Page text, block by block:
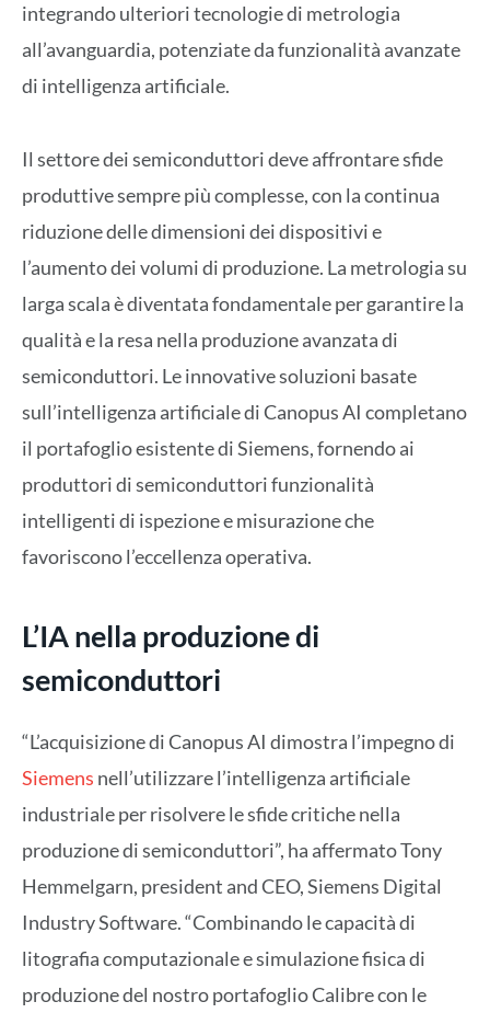
integrando ulteriori tecnologie di metrologia
all’avanguardia, potenziate da funzionalità avanzate
di intelligenza artificiale.
Il settore dei semiconduttori deve affrontare sfide
produttive sempre più complesse, con la continua
riduzione delle dimensioni dei dispositivi e
l’aumento dei volumi di produzione. La metrologia su
larga scala è diventata fondamentale per garantire la
qualità e la resa nella produzione avanzata di
semiconduttori. Le innovative soluzioni basate
sull’intelligenza artificiale di Canopus AI completano
il portafoglio esistente di Siemens, fornendo ai
produttori di semiconduttori funzionalità
intelligenti di ispezione e misurazione che
favoriscono l’eccellenza operativa.
L’IA nella produzione di
semiconduttori
“L’acquisizione di Canopus AI dimostra l’impegno di
Siemens nell’utilizzare l’intelligenza artificiale
industriale per risolvere le sfide critiche nella
produzione di semiconduttori”, ha affermato Tony
Hemmelgarn, president and CEO, Siemens Digital
Industry Software. “Combinando le capacità di
litografia computazionale e simulazione fisica di
produzione del nostro portafoglio Calibre con le